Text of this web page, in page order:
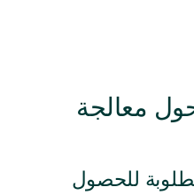
معالجة
للحصول